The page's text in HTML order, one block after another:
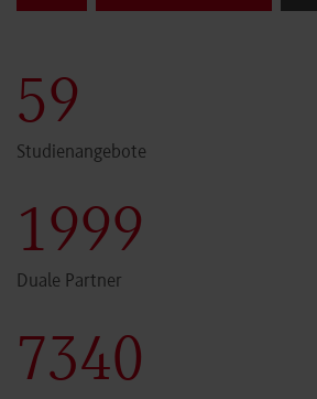
60
Studienangebote
2000
Duale Partner
7341